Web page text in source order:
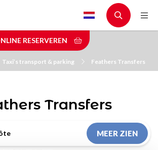
RESERVEREN
Taxi’s transport & parking Feathers Transfers
Transfers
MEER ZIEN